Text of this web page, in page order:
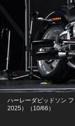
ハーレーダビッドソン
2025）（10/66）